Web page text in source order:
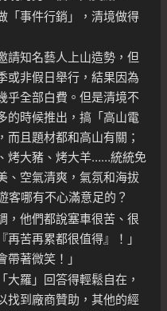
事件行銷」，清境做得
知名藝人上山造勢，但
或非假日舉行，結果因為
乎全部白費。但是清境不
的時候推出，搞「高山電
而且題材都和高山有關；
烤大豬、烤大羊……統統免
、空氣清爽，氣氛和海拔
客哪有不心滿意足的？
他們都說塞車很苦、很
苦再累都很值得』！」
帶著微笑！」
羅」回答得輕鬆自在，
找到廠商贊助，其他的經